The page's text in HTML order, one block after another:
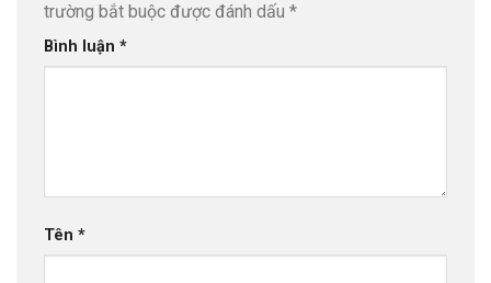
trường bắt buộc được đánh dấu *
Bình luận *
Tên *